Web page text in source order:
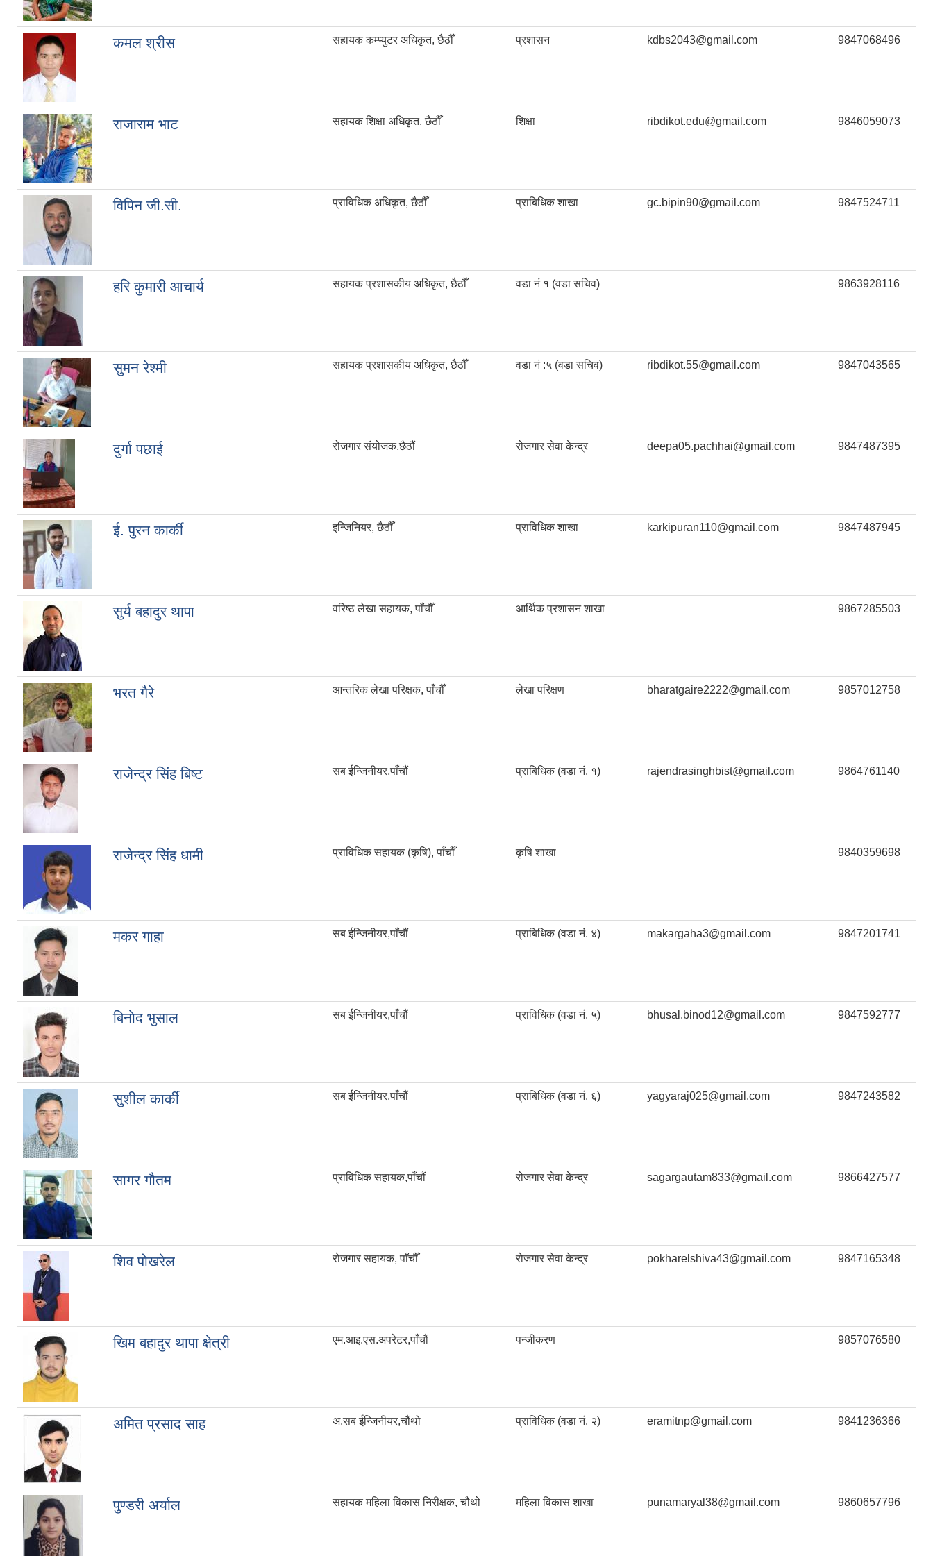
कमल श्रीस सहायक कम्प्युटर अधिकृत, छैठौँ प्रशासन kdbs2043@gmail.com 9847068496
राजाराम भाट सहायक शिक्षा अधिकृत, छैठौँ शिक्षा ribdikot.edu@gmail.com 9846059073
विपिन जी.सी. प्राविधिक अधिकृत, छैठौँ प्राबिधिक शाखा gc.bipin90@gmail.com 9847524711
हरि कुमारी आचार्य सहायक प्रशासकीय अधिकृत, छैठौँ वडा नं १ (वडा सचिव) 9863928116
सुमन रेश्मी सहायक प्रशासकीय अधिकृत, छैठौँ वडा नं :५ (वडा सचिव) ribdikot.55@gmail.com 9847043565
दुर्गा पछाई रोजगार संयोजक,छैठौं रोजगार सेवा केन्द्र deepa05.pachhai@gmail.com 9847487395
ई. पुरन कार्की इन्जिनियर, छैठौँ प्राविधिक शाखा karkipuran110@gmail.com 9847487945
सुर्य बहादुर थापा वरिष्ठ लेखा सहायक, पाँचौँ आर्थिक प्रशासन शाखा 9867285503
भरत गैरे आन्तरिक लेखा परिक्षक, पाँचौँ लेखा परिक्षण bharatgaire2222@gmail.com 9857012758
राजेन्द्र सिंह बिष्ट सब ईन्जिनीयर,पाँचौं प्राबिधिक (वडा नं. १) rajendrasinghbist@gmail.com 9864761140
राजेन्द्र सिंह धामी प्राविधिक सहायक (कृषि), पाँचौँ कृषि शाखा 9840359698
मकर गाहा सब ईन्जिनीयर,पाँचौं प्राबिधिक (वडा नं. ४) makargaha3@gmail.com 9847201741
बिनाेद भुसाल सब ईन्जिनीयर,पाँचौं प्राविधिक (वडा नं. ५) bhusal.binod12@gmail.com 9847592777
सुशील कार्की सब ईन्जिनीयर,पाँचौं प्राबिधिक (वडा नं. ६) yagyaraj025@gmail.com 9847243582
सागर गौतम प्राविधिक सहायक,पाँचौं रोजगार सेवा केन्द्र sagargautam833@gmail.com 9866427577
शिव पोखरेल रोजगार सहायक, पाँचौँ रोजगार सेवा केन्द्र pokharelshiva43@gmail.com 9847165348
खिम बहादुर थापा क्षेत्री एम.आइ.एस.अपरेटर,पाँचौं पन्जीकरण 9857076580
अमित प्रसाद साह अ.सब ईन्जिनीयर,चौंथो प्राविधिक (वडा नं. २) eramitnp@gmail.com 9841236366
पुण्डरी अर्याल सहायक महिला विकास निरीक्षक, चौथो महिला विकास शाखा punamaryal38@gmail.com 9860657796